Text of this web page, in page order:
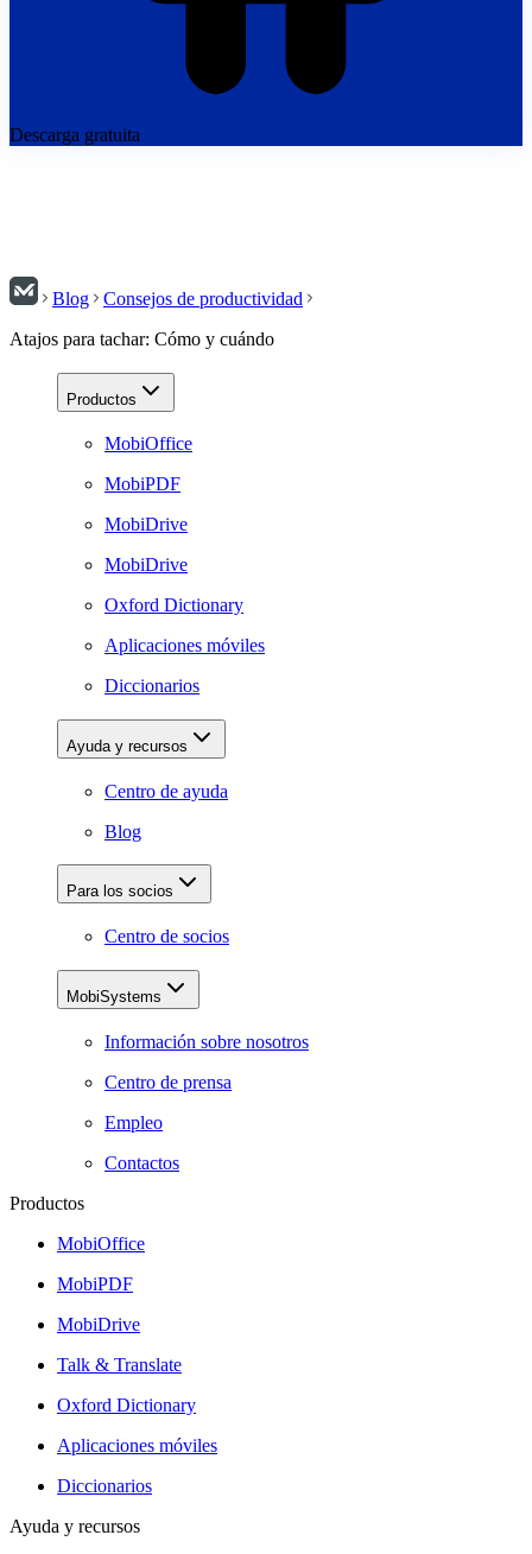
Descarga gratuita
Blog
Consejos de productividad
Atajos para tachar: Cómo y cuándo
Productos
MobiOffice
MobiPDF
MobiDrive
MobiDrive
Oxford Dictionary
Aplicaciones móviles
Diccionarios
Ayuda y recursos
Centro de ayuda
Blog
Para los socios
Centro de socios
MobiSystems
Información sobre nosotros
Centro de prensa
Empleo
Contactos
Productos
MobiOffice
MobiPDF
MobiDrive
Talk & Translate
Oxford Dictionary
Aplicaciones móviles
Diccionarios
Ayuda y recursos